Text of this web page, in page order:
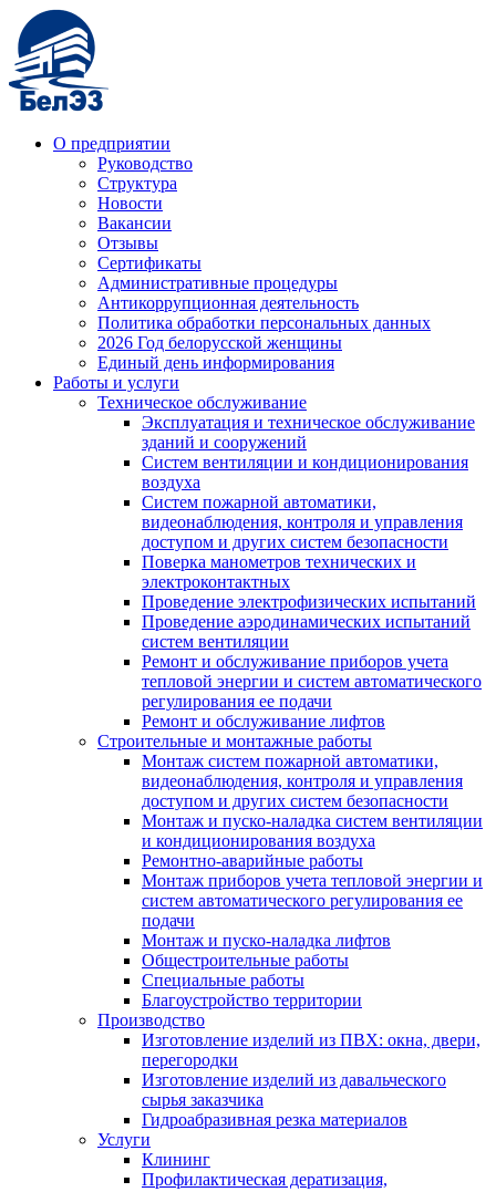
О предприятии
Руководство
Структура
Новости
Вакансии
Отзывы
Сертификаты
Административные процедуры
Антикоррупционная деятельность
Политика обработки персональных данных
2026 Год белорусской женщины
Единый день информирования
Работы и услуги
Техническое обслуживание
Эксплуатация и техническое обслуживание
зданий и сооружений
Систем вентиляции и кондиционирования
воздуха
Систем пожарной автоматики,
видеонаблюдения, контроля и управления
доступом и других систем безопасности
Поверка манометров технических и
электроконтактных
Проведение электрофизических испытаний
Проведение аэродинамических испытаний
систем вентиляции
Ремонт и обслуживание приборов учета
тепловой энергии и систем автоматического
регулирования ее подачи
Ремонт и обслуживание лифтов
Строительные и монтажные работы
Монтаж систем пожарной автоматики,
видеонаблюдения, контроля и управления
доступом и других систем безопасности
Монтаж и пуско-наладка систем вентиляции
и кондиционирования воздуха
Ремонтно-аварийные работы
Монтаж приборов учета тепловой энергии и
систем автоматического регулирования ее
подачи
Монтаж и пуско-наладка лифтов
Общестроительные работы
Специальные работы
Благоустройство территории
Производство
Изготовление изделий из ПВХ: окна, двери,
перегородки
Изготовление изделий из давальческого
сырья заказчика
Гидроабразивная резка материалов
Услуги
Клининг
Профилактическая дератизация,